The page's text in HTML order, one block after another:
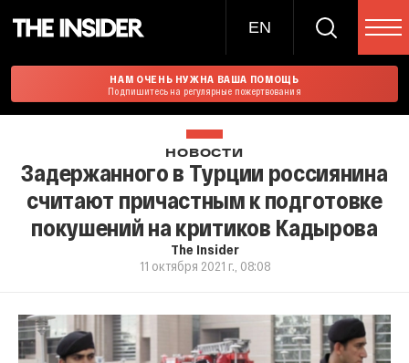
EN
НАМ ОЧЕНЬ НУЖНА ВАША ПОМОЩЬ
Подпишитесь на регулярные пожертвования
НОВОСТИ
Задержанного в Турции россиянина
считают причастным к подготовке
покушений на критиков Кадырова
The Insider
11 октября 2021 г., 08:08